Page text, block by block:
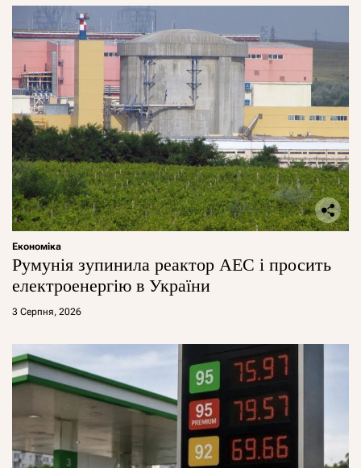
Економіка
Румунія зупинила реактор АЕС і просить
електроенергію в України
3 Серпня, 2026